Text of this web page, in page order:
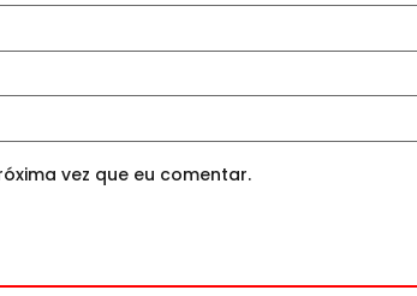
vez que eu comentar.